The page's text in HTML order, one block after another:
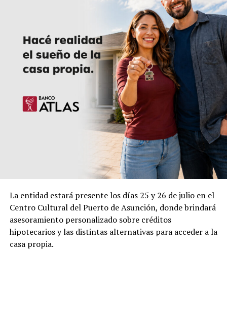
La entidad estará presente los días 25 y 26 de julio en el
Centro Cultural del Puerto de Asunción, donde brindará
asesoramiento personalizado sobre créditos
hipotecarios y las distintas alternativas para acceder a la
casa propia.